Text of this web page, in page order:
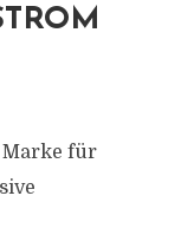
Marke für